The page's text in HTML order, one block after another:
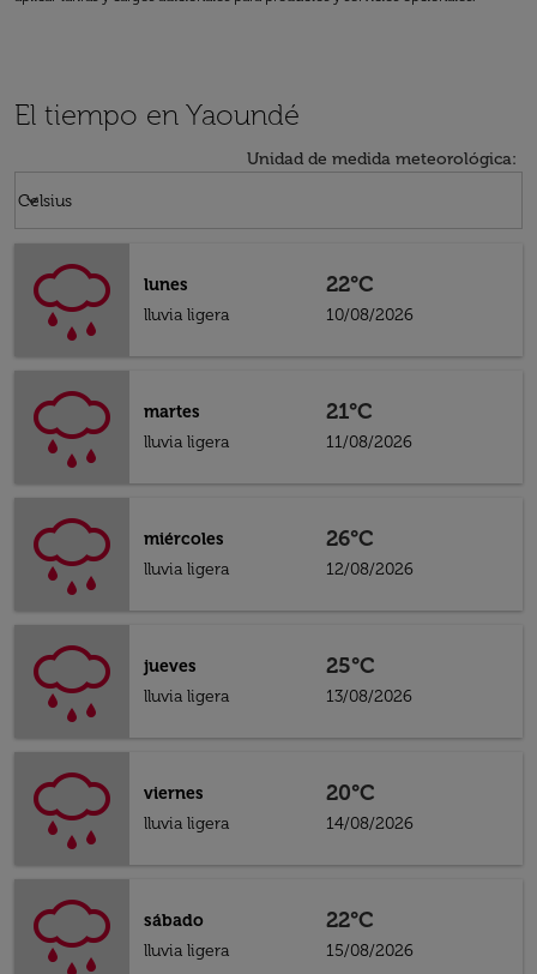
El tiempo en Yaoundé
Unidad de medida meteorológica:
Celsius
keyboard_arrow_down
lunes
lluvia ligera
22°C
10/08/2026
martes
lluvia ligera
21°C
11/08/2026
miércoles
lluvia ligera
26°C
12/08/2026
jueves
lluvia ligera
25°C
13/08/2026
viernes
lluvia ligera
20°C
14/08/2026
sábado
lluvia ligera
22°C
15/08/2026